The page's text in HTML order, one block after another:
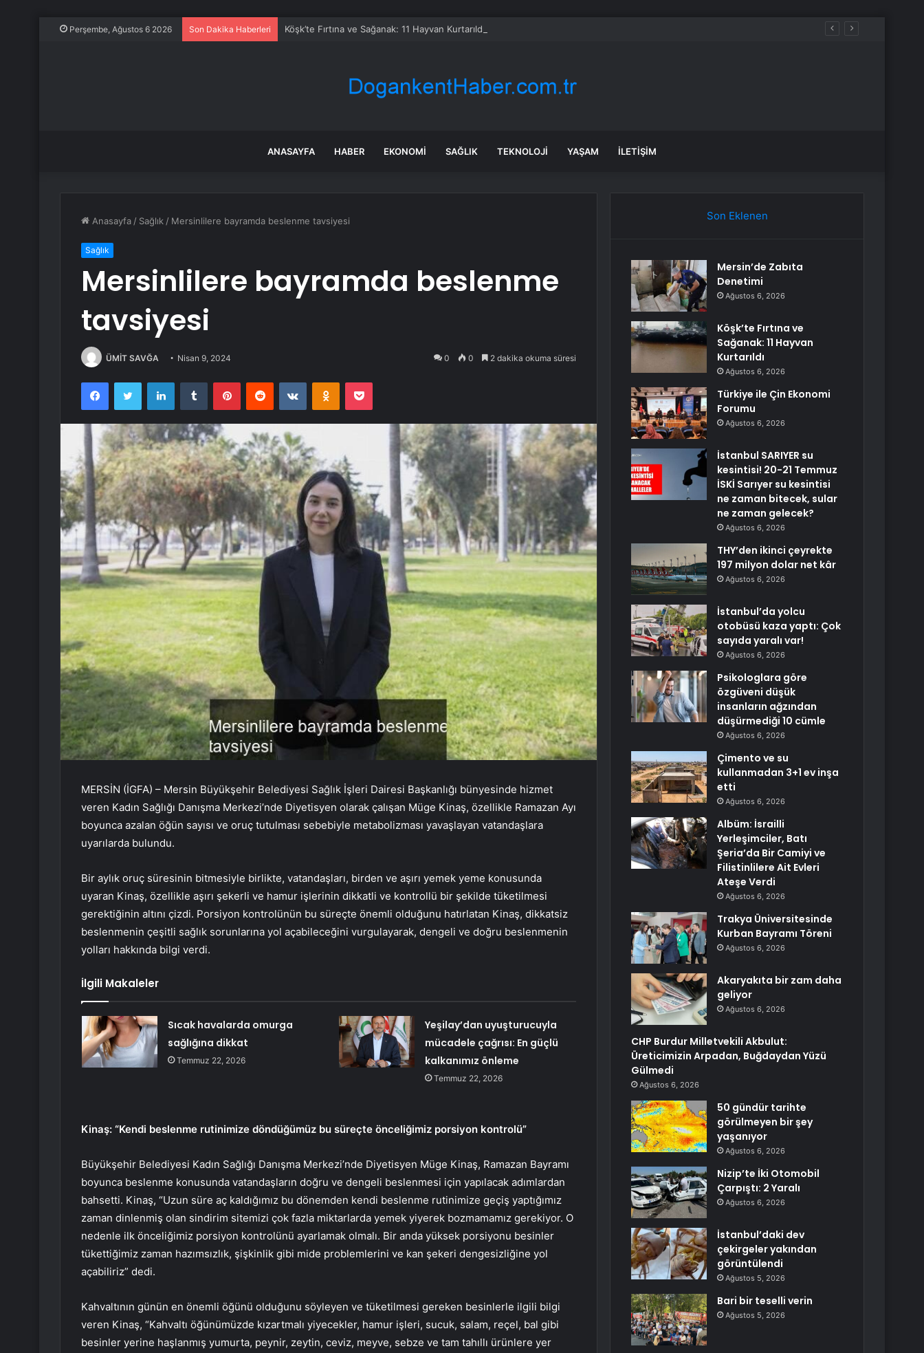
Perşembe, Ağustos 6 2026 Son Dakika Haberleri Köşk’te Fırtına ve Sağanak: 11 Hayvan Kurtarıldı
ANASAYFA HABER EKONOMI SAĞLIK TEKNOLOJI YAŞAM İLETIŞIM
Anasayfa / Sağlık / Mersinlilere bayramda beslenme tavsiyesi
Sağlık
Mersinlilere bayramda beslenme
tavsiyesi
ÜMİT SAVĞA Nisan 9, 2024 0 0 2 dakika okuma süresi
FacebookTwitter LinkedInTumblr PinterestReddit VKontakteOdnoklassniki
Pocket
MERSİN (İGFA) – Mersin Büyükşehir Belediyesi Sağlık İşleri Dairesi Başkanlığı bünyesinde hizmet
veren Kadın Sağlığı Danışma Merkezi’nde Diyetisyen olarak çalışan Müge Kinaş, özellikle Ramazan Ayı
boyunca azalan öğün sayısı ve oruç tutulması sebebiyle metabolizması yavaşlayan vatandaşlara
uyarılarda bulundu.
Bir aylık oruç süresinin bitmesiyle birlikte, vatandaşları, birden ve aşırı yemek yeme konusunda
uyaran Kinaş, özellikle aşırı şekerli ve hamur işlerinin dikkatli ve kontrollü bir şekilde tüketilmesi
gerektiğinin altını çizdi. Porsiyon kontrolünün bu süreçte önemli olduğunu hatırlatan Kinaş, dikkatsiz
beslenmenin çeşitli sağlık sorunlarına yol açabileceğini vurgulayarak, dengeli ve doğru beslenmenin
yolları hakkında bilgi verdi.
İlgili Makaleler
Sıcak havalarda omurga
sağlığına dikkat
Temmuz 22, 2026
Yeşilay’dan uyuşturucuyla
mücadele çağrısı: En güçlü
kalkanımız önleme
Temmuz 22, 2026
Kinaş: “Kendi beslenme rutinimize döndüğümüz bu süreçte önceliğimiz porsiyon kontrolü”
Büyükşehir Belediyesi Kadın Sağlığı Danışma Merkezi’nde Diyetisyen Müge Kinaş, Ramazan Bayramı
boyunca beslenme konusunda vatandaşların doğru ve dengeli beslenmesi için yapılacak adımlardan
bahsetti. Kinaş, “Uzun süre aç kaldığımız bu dönemden kendi beslenme rutinimize geçiş yaptığımız
zaman dinlenmiş olan sindirim sitemizi çok fazla miktarlarda yemek yiyerek bozmamamız gerekiyor. O
nedenle ilk önceliğimiz porsiyon kontrolünü ayarlamak olmalı. Bir anda yüksek porsiyonu besinler
tükettiğimiz zaman hazımsızlık, şişkinlik gibi mide problemlerini ve kan şekeri dengesizliğine yol
açabiliriz” dedi.
Kahvaltının günün en önemli öğünü olduğunu söyleyen ve tüketilmesi gereken besinlerle ilgili bilgi
veren Kinaş, “Kahvaltı öğünümüzde kızartmalı yiyecekler, hamur işleri, sucuk, salam, reçel, bal gibi
besinler yerine haşlanmış yumurta, peynir, zeytin, ceviz, meyve, sebze ve tam tahıllı ürünlere yer
Son Eklenen
Mersin’de Zabıta
Denetimi
Ağustos 6, 2026
Köşk’te Fırtına ve
Sağanak: 11 Hayvan
Kurtarıldı
Ağustos 6, 2026
Türkiye ile Çin Ekonomi
Forumu
Ağustos 6, 2026
İstanbul SARIYER su
kesintisi! 20-21 Temmuz
İSKİ Sarıyer su kesintisi
ne zaman bitecek, sular
ne zaman gelecek?
Ağustos 6, 2026
THY’den ikinci çeyrekte
197 milyon dolar net kâr
Ağustos 6, 2026
İstanbul’da yolcu
otobüsü kaza yaptı: Çok
sayıda yaralı var!
Ağustos 6, 2026
Psikologlara göre
özgüveni düşük
insanların ağzından
düşürmediği 10 cümle
Ağustos 6, 2026
Çimento ve su
kullanmadan 3+1 ev inşa
etti
Ağustos 6, 2026
Albüm: İsrailli
Yerleşimciler, Batı
Şeria’da Bir Camiyi ve
Filistinlilere Ait Evleri
Ateşe Verdi
Ağustos 6, 2026
Trakya Üniversitesinde
Kurban Bayramı Töreni
Ağustos 6, 2026
Akaryakıta bir zam daha
geliyor
Ağustos 6, 2026
CHP Burdur Milletvekili Akbulut:
Üreticimizin Arpadan, Buğdaydan Yüzü
Gülmedi
Ağustos 6, 2026
50 gündür tarihte
görülmeyen bir şey
yaşanıyor
Ağustos 6, 2026
Nizip’te İki Otomobil
Çarpıştı: 2 Yaralı
Ağustos 6, 2026
İstanbul’daki dev
çekirgeler yakından
görüntülendi
Ağustos 5, 2026
Bari bir teselli verin
Ağustos 5, 2026